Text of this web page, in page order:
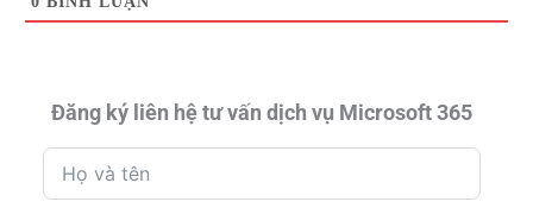
Đăng ký liên hệ tư vấn dịch vụ Microsoft 365